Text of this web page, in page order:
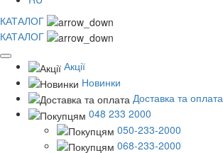
КАТАЛОГ
КАТАЛОГ
Акції
Новинки
Доставка та оплата
048 233 2000
050-233-2000
068-233-2000